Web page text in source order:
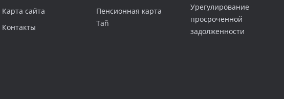
Карта сайта
Контакты
Пенсионная карта
Tañ
Урегулирование
просроченной
задолженности